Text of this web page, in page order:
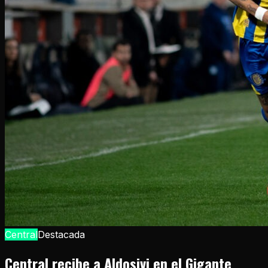
CentralDestacada
Central recibe a Aldosivi en el Gigante